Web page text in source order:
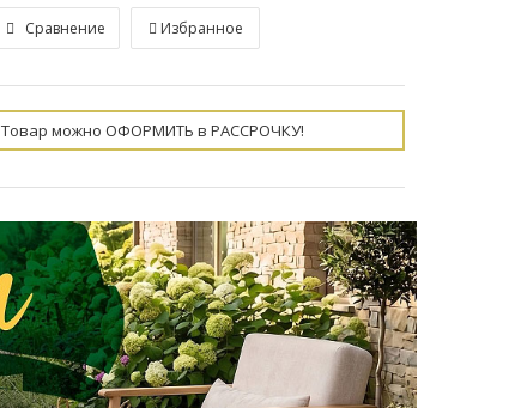
Сравнение Избранное
Товар можно ОФОРМИТЬ в РАССРОЧКУ!